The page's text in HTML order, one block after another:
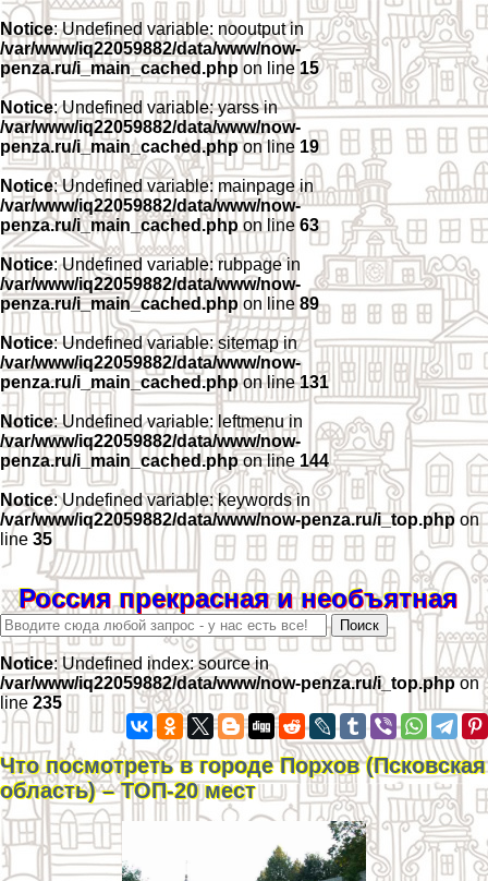
Notice: Undefined variable: nooutput in
/var/www/iq22059882/data/www/now-
penza.ru/i_main_cached.php on line 15
Notice: Undefined variable: yarss in
/var/www/iq22059882/data/www/now-
penza.ru/i_main_cached.phpon line 19
Notice: Undefined variable: mainpage in
/var/www/iq22059882/data/www/now-
penza.ru/i_main_cached.php on line 63
Notice: Undefined variable: rubpage in
/var/www/iq22059882/data/www/now-
penza.ru/i_main_cached.php on line 89
Notice: Undefined variable: sitemap in
/var/www/iq22059882/data/www/now-
penza.ru/i_main_cached.phpon line131
Notice: Undefined variable: leftmenu in
/var/www/iq22059882/data/www/now-
penza.ru/i_main_cached.phpon line 144
Notice: Undefined variable: keywords in
/var/www/iq22059882/data/www/now-penza.ru/i_top.php on
line 35
Россия прекрасная и необъятная
Notice: Undefined index: source in
/var/www/iq22059882/data/www/now-penza.ru/i_top.phpon
line 235
Что посмотреть в городе Порхов (Псковская
область) – ТОП-20 мест